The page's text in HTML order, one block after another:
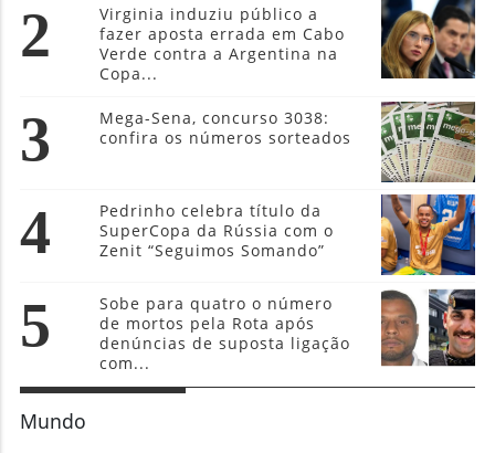
2
Virginia induziu público a
fazer aposta errada em Cabo
Verde contra a Argentina na
Copa...
3
Mega-Sena, concurso 3038:
confira os números sorteados
4
Pedrinho celebra título da
SuperCopa da Rússia com o
Zenit “Seguimos Somando”
5
Sobe para quatro o número
de mortos pela Rota após
denúncias de suposta ligação
com...
Mundo